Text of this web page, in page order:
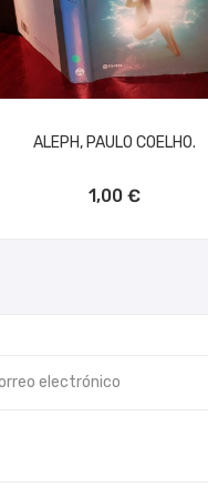
ALEPH, PAULO COELHO.
1,00 €